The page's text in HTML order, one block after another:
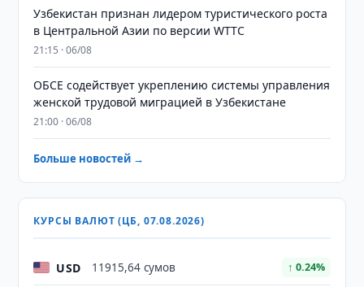
Узбекистан признан лидером туристического роста
в Центральной Азии по версии WTTC
21:15 · 06/08
ОБСЕ содействует укреплению системы управления
женской трудовой миграцией в Узбекистане
21:00 · 06/08
Больше новостей →
КУРСЫ ВАЛЮТ (ЦБ, 07.08.2026)
USD 11915,64 сумов ↑ 0.24%